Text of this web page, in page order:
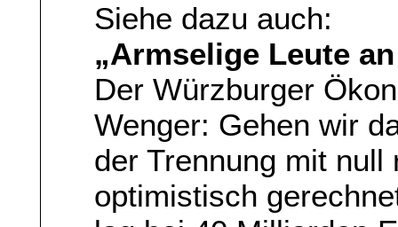
Siehe dazu auch:
„Armselige Leute
Der Würzburger
Wenger: Gehen wir
der Trennung mit
optimistisch